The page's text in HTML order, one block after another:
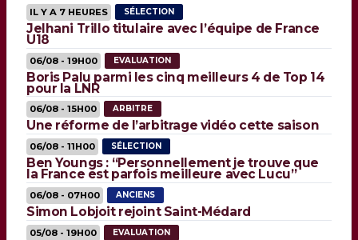
IL Y A 7 HEURES SÉLECTION
Jelhani Trillo titulaire avec l’équipe de France
U18
06/08 - 19H00 EVALUATION
Boris Palu parmi les cinq meilleurs 4 de Top 14
pour la LNR
06/08 - 15H00 ARBITRE
Une réforme de l’arbitrage vidéo cette saison
06/08 - 11H00 SÉLECTION
Ben Youngs : “Personnellement je trouve que
la France est parfois meilleure avec Lucu”
06/08 - 07H00 ANCIENS
Simon Lobjoit rejoint Saint-Médard
05/08 - 19H00 EVALUATION